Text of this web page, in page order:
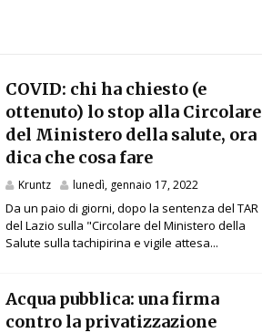
COVID: chi ha chiesto (e
ottenuto) lo stop alla Circolare
del Ministero della salute, ora
dica che cosa fare
Kruntz lunedì, gennaio 17, 2022
Da un paio di giorni, dopo la sentenza del TAR
del Lazio sulla "Circolare del Ministero della
Salute sulla tachipirina e vigile attesa...
Acqua pubblica: una firma
contro la privatizzazione